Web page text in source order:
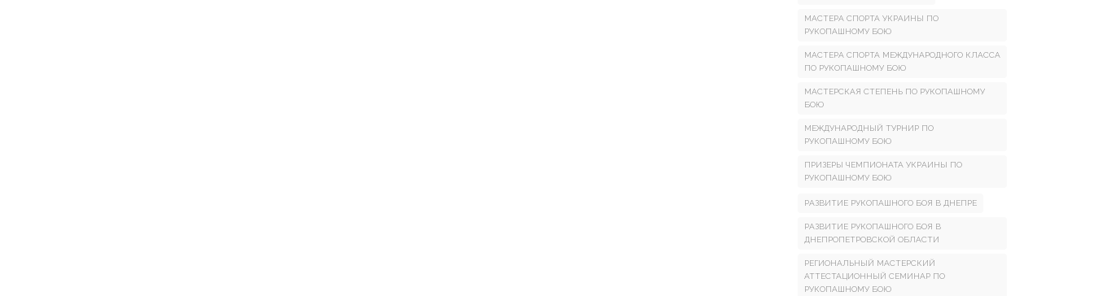
МАСТЕРА СПОРТА УКРАИНЫ ПО
РУКОПАШНОМУ БОЮ
МАСТЕРА СПОРТА МЕЖДУНАРОДНОГО КЛАССА
ПО РУКОПАШНОМУ БОЮ
МАСТЕРСКАЯ СТЕПЕНЬ ПО РУКОПАШНОМУ
БОЮ
МЕЖДУНАРОДНЫЙ ТУРНИР ПО
РУКОПАШНОМУ БОЮ
ПРИЗЕРЫ ЧЕМПИОНАТА УКРАИНЫ ПО
РУКОПАШНОМУ БОЮ
РАЗВИТИЕ РУКОПАШНОГО БОЯ В ДНЕПРЕ
РАЗВИТИЕ РУКОПАШНОГО БОЯ В
ДНЕПРОПЕТРОВСКОЙ ОБЛАСТИ
РЕГИОНАЛЬНЫЙ МАСТЕРСКИЙ
АТТЕСТАЦИОННЫЙ СЕМИНАР ПО
РУКОПАШНОМУ БОЮ